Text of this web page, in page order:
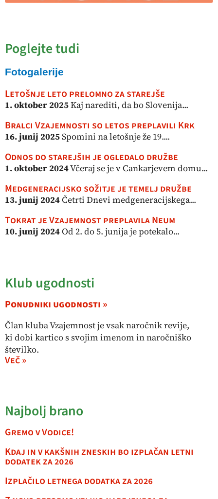
Poglejte tudi
Fotogalerije
Letošnje leto prelomno za starejše
1. oktober 2025Kaj narediti, da bo Slovenija...
Bralci Vzajemnosti so letos preplavili Krk
16. junij 2025Spomini na letošnje že 19....
Odnos do starejših je ogledalo družbe
1. oktober 2024Včeraj se je v Cankarjevem domu...
Medgeneracijsko sožitje je temelj družbe
13. junij 2024Četrti Dnevi medgeneracijskega...
Tokrat je Vzajemnost preplavila Neum
10. junij 2024Od 2. do 5. junija je potekalo...
Klub ugodnosti
Ponudniki ugodnosti »
Član kluba Vzajemnost je vsak naročnik revije,
ki dobi kartico s svojim imenom in naročniško
številko.
Več »
Najbolj brano
Gremo v Vodice!
Kdaj in v kakšnih zneskih bo izplačan letni
dodatek za 2026
Izplačilo letnega dodatka za 2026